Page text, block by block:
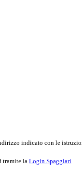
indicato con le
tramite la Login Spaggiari